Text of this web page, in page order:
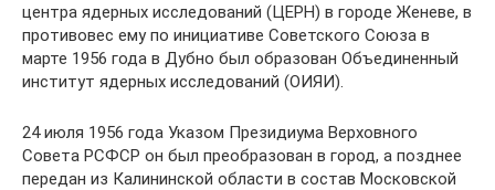
центра ядерных исследований (ЦЕРН) в городе Женеве, в
противовес ему по инициативе Советского Союза в
марте 1956 года в Дубно был образован Объединенный
институт ядерных исследований (ОИЯИ).
24 июля 1956 года Указом Президиума Верховного
Совета РСФСР он был преобразован в город, а позднее
передан из Калининской области в состав Московской